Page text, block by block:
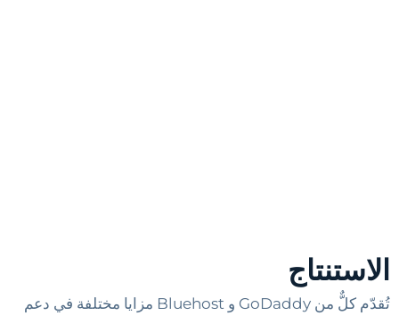
الاستنتاج
تُقدّم كلٌّ من GoDaddy و Bluehost مزايا مختلفة في دعم